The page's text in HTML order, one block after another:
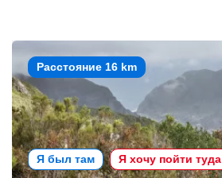
Расстояние 16 km
Я был там Я хочу пойти туда